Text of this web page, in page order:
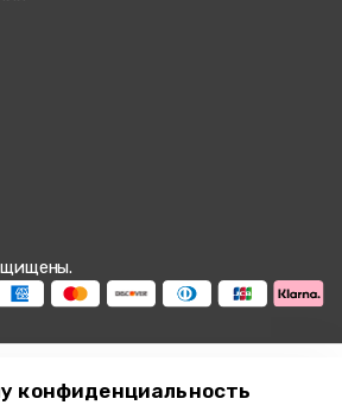
конфиденциальность